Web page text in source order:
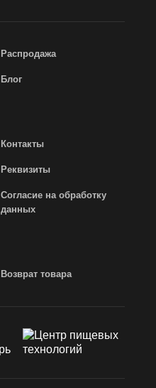
Распродажа
Блог
Контакты
Реквизиты
Согласие на обработку
данных
Возврат товара